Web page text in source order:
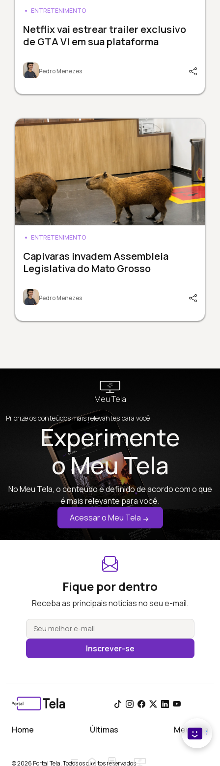
ENTRETENIMENTO
Netflix vai estrear trailer exclusivo
de GTA VI em sua plataforma
Pedro Menezes
ENTRETENIMENTO
Capivaras invadem Assembleia
Legislativa do Mato Grosso
Pedro Menezes
Meu Tela
Priorize os conteúdos mais relevantes para você
Experimente
o Meu Tela
No Meu Tela, o conteúdo é definido de acordo com o que
é mais relevante para você.
Acessar o Meu Tela
Fique por dentro
Receba as principais notícias no seu e-mail.
Inscrever-se
Home Últimas Meu Tela
© 2026 Portal Tela. Todos os direitos reservados